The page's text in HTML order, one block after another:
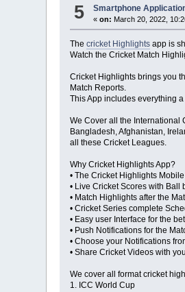
5 Smartphone
«on: March 20, 2022,
Thecricket Highlights app is
Watch the Cricket Match
Cricket Highlights brings you
Match Reports.
This App includes everything
We Cover all the International
Bangladesh, Afghanistan,
all these Cricket Leagues.
Why Cricket Highlights App?
• The Cricket Highlights
• Live Cricket Scores with Ball
• Match Highlights after the
• Cricket Series complete
• Easy user Interface for the
• Push Notifications for the
• Choose your Notifications
• Share Cricket Videos with
We cover all format cricket
1. ICC World Cup